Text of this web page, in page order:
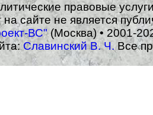
правовые
сайте не является
ВС"(Москва) • 2001-
Славинский В. Ч.Все